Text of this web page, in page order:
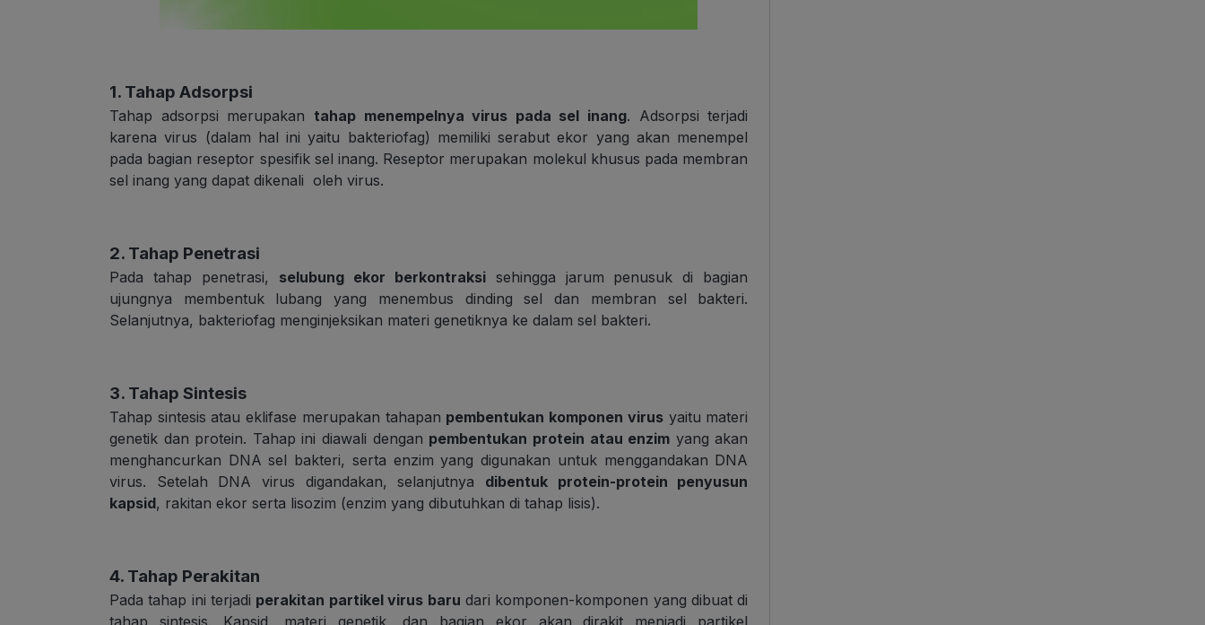
1. Tahap Adsorpsi
Tahap adsorpsi merupakan tahap menempelnya virus pada sel inang. Adsorpsi terjadi
karena virus (dalam hal ini yaitu bakteriofag) memiliki serabut ekor yang akan menempel
pada bagian reseptor spesifik sel inang. Reseptor merupakan molekul khusus pada membran
sel inang yang dapat dikenali oleh virus.
2. Tahap Penetrasi
Pada tahap penetrasi, selubung ekor berkontraksisehingga jarum penusuk di bagian
ujungnya membentuk lubang yang menembus dinding sel dan membran sel bakteri.
Selanjutnya, bakteriofag menginjeksikan materi genetiknya ke dalam sel bakteri.
3. Tahap Sintesis
Tahap sintesis atau eklifase merupakan tahapan pembentukan komponen virusyaitu materi
genetik dan protein. Tahap ini diawali dengan pembentukan protein atau enzim yang akan
menghancurkan DNA sel bakteri, serta enzim yang digunakan untuk menggandakan DNA
virus. Setelah DNA virus digandakan, selanjutnya dibentuk protein-protein penyusun
kapsid, rakitan ekor serta lisozim (enzim yang dibutuhkan di tahap lisis).
4. Tahap Perakitan
Pada tahap ini terjadi perakitan partikel virus baru dari komponen-komponen yang dibuat di
tahap sintesis. Kapsid, materi genetik, dan bagian ekor akan dirakit menjadi partikel